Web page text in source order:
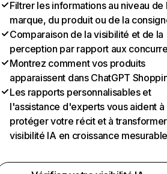
Filtrer les informations au niveau de
marque, du produit ou de la
Comparaison de la visibilité et de la
perception par rapport aux
Montrez comment vos produits
apparaissent dans ChatGPT
Les rapports personnalisables et
l'assistance d'experts vous aident à
protéger votre récit et à
visibilité IA en croissance